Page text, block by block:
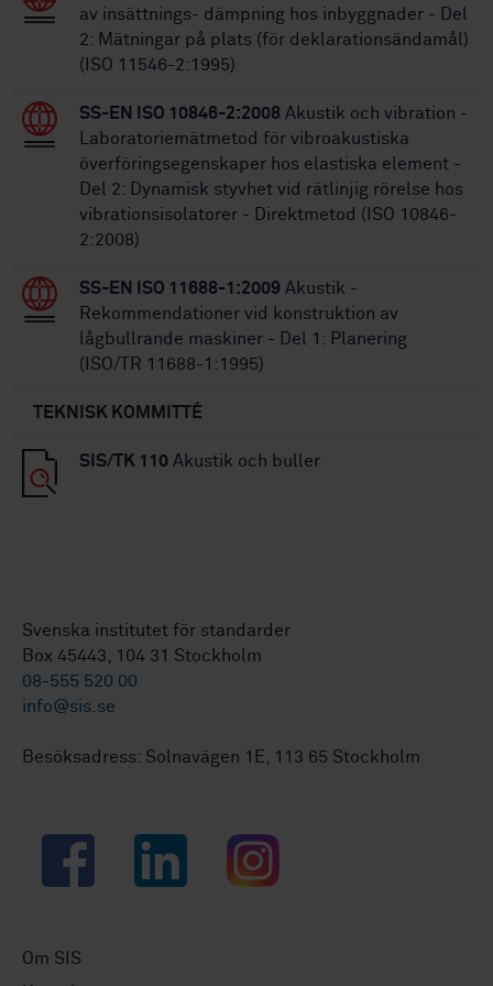
av insättnings- dämpning hos inbyggnader - Del
2: Mätningar på plats (för deklarationsändamål)
(ISO 11546-2:1995)
SS-EN ISO 10846-2:2008 Akustik och vibration -
Laboratoriemätmetod för vibroakustiska
överföringsegenskaper hos elastiska element -
Del 2: Dynamisk styvhet vid rätlinjig rörelse hos
vibrationsisolatorer - Direktmetod (ISO 10846-
2:2008)
SS-EN ISO 11688-1:2009 Akustik -
Rekommendationer vid konstruktion av
lågbullrande maskiner - Del 1: Planering
(ISO/TR 11688-1:1995)
TEKNISK KOMMITTÉ
SIS/TK 110 Akustik och buller
Svenska institutet för standarder
Box 45443, 104 31 Stockholm
08-555 520 00
info@sis.se
Besöksadress: Solnavägen 1E, 113 65 Stockholm
Facebook LinkedIn Instagram
Om SIS